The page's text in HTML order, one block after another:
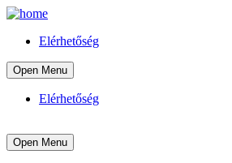
Elérhetőség
Open Menu
Elérhetőség
Open Menu